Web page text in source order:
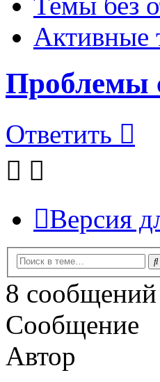
Активные
Проблемы
Ответить
Версия
8
Сообщение
Автор